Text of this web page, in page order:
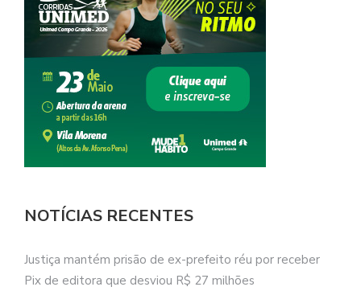
NOTÍCIAS RECENTES
Justiça mantém prisão de ex-prefeito réu por receber
Pix de editora que desviou R$ 27 milhões